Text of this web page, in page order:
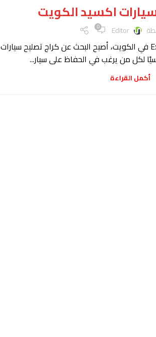
اكسيد الكويت
Editor
0
مع الانتشار المتزايد لسيارات Exeed في الكويت، أصبح البحث عن كراج تصليح سيارات
لكل من يرغب في الحفاظ على سيار...
أكمل القراءة